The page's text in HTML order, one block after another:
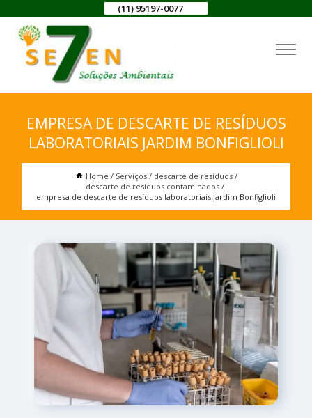
(11) 95197-0077
EMPRESA DE DESCARTE DE RESÍDUOS
LABORATORIAIS JARDIM BONFIGLIOLI
Home Serviços
descarte de resíduos
descarte de resíduos contaminados
empresa de descarte de resíduos laboratoriais Jardim Bonfiglioli